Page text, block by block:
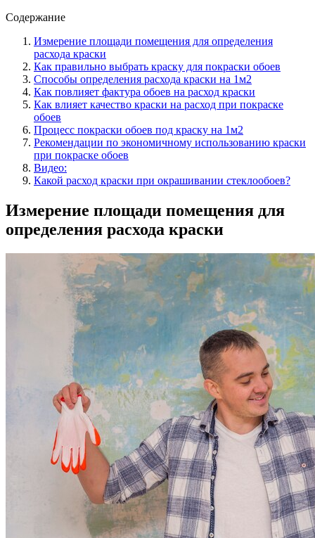
Содержание
Измерение площади помещения для определения
расхода краски
Как правильно выбрать краску для покраски обоев
Способы определения расхода краски на 1м2
Как повлияет фактура обоев на расход краски
Как влияет качество краски на расход при покраске
обоев
Процесс покраски обоев под краску на 1м2
Рекомендации по экономичному использованию краски
при покраске обоев
Видео:
Какой расход краски при окрашивании стеклообоев?
Измерение площади помещения для
определения расхода краски